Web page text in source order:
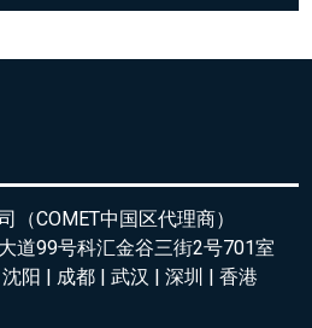
（COMET中国区代理商）
道99号科汇金谷三街2号701室
阳 | 成都 | 武汉 | 深圳 | 香港